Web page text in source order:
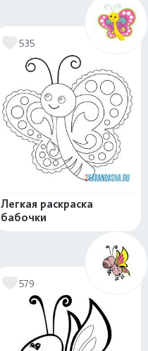
535
Легкая раскраска
бабочки
579